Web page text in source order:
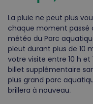
La pluie ne peut plus
chaque moment passé
météo du Parc
pleut durant plus de 10
votre visite entre 10 h et
billet supplémentaire
plus grand parc
brillera à nouveau.